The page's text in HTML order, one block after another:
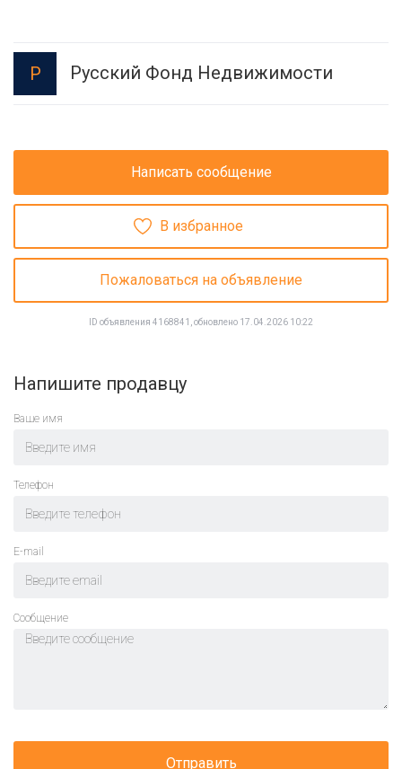
Р Русский Фонд Недвижимости
Написать сообщение
В избранное
Пожаловаться на объявление
ID объявления 4168841, обновлено 17.04.2026 10:22
Напишите продавцу
Ваше имя
Телефон
E-mail
Cообщение
Отправить